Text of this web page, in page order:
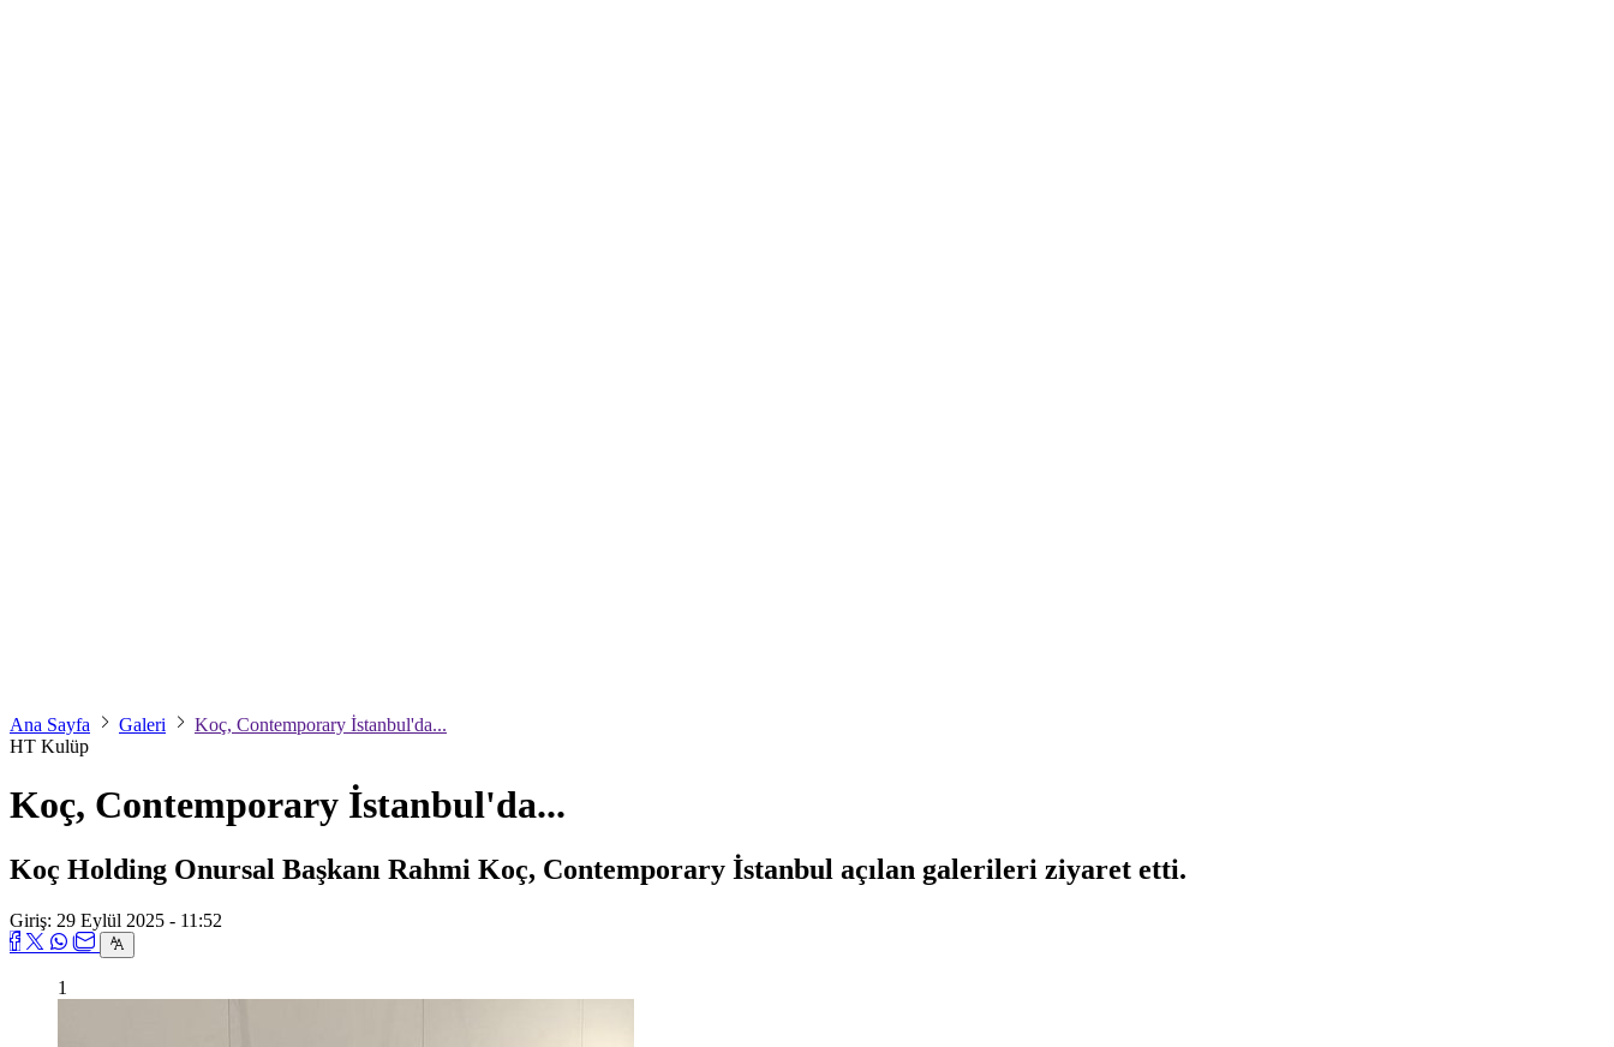
Ana Sayfa Galeri
Koç, Contemporary İstanbul'da...
HT Kulüp
Koç, Contemporary İstanbul'da...
Koç Holding Onursal Başkanı Rahmi Koç, Contemporary İstanbul açılan galerileri ziyaret etti.
Giriş: 29 Eylül 2025 - 11:52
1